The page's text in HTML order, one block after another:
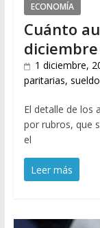
ECONOMÍA
Cuánto
1 diciembre,
paritarias,
El detalle de los
por rubros, que
el
Leer más